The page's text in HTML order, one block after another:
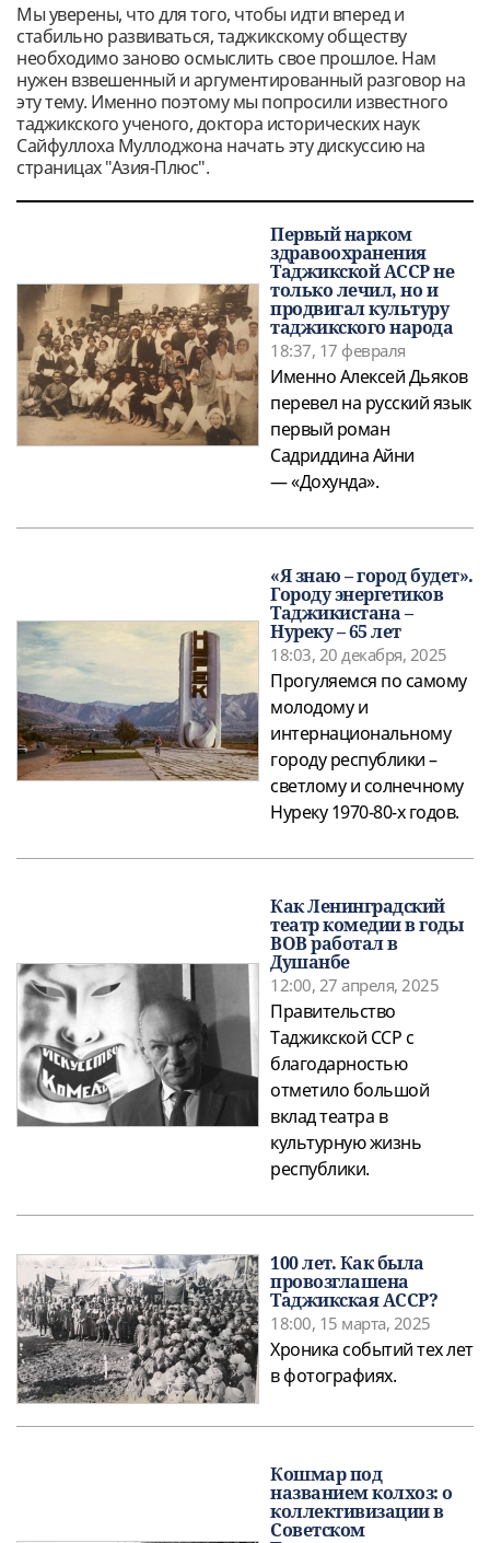
Мы уверены, что для того, чтобы идти вперед и
стабильно развиваться, таджикскому обществу
необходимо заново осмыслить свое прошлое. Нам
нужен взвешенный и аргументированный разговор на
эту тему. Именно поэтому мы попросили известного
таджикского ученого, доктора исторических наук
Сайфуллоха Муллоджона начать эту дискуссию на
страницах "Азия-Плюс".
Первый нарком
здравоохранения
Таджикской АССР не
только лечил, но и
продвигал культуру
таджикского народа
18:37, 17 февраля
Именно Алексей Дьяков
перевел на русский язык
первый роман
Садриддина Айни
— «Дохунда».
«Я знаю – город будет».
Городу энергетиков
Таджикистана –
Нуреку – 65 лет
18:03, 20 декабря, 2025
Прогуляемся по самому
молодому и
интернациональному
городу республики –
светлому и солнечному
Нуреку 1970-80-х годов.
Как Ленинградский
театр комедии в годы
ВОВ работал в
Душанбе
12:00, 27 апреля, 2025
Правительство
Таджикской ССР с
благодарностью
отметило большой
вклад театра в
культурную жизнь
республики.
100 лет. Как была
провозглашена
Таджикская АССР?
18:00, 15 марта, 2025
Хроника событий тех лет
в фотографиях.
Кошмар под
названием колхоз: о
коллективизации в
Советском